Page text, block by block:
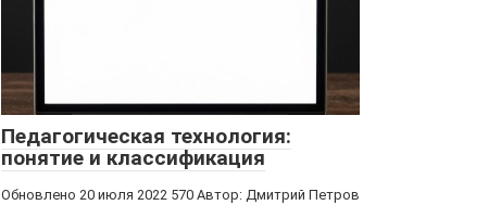
Педагогическая технология:
понятие и классификация
Обновлено 20 июля 2022 570 Автор: Дмитрий Петров